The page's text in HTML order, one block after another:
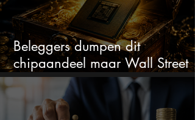
Beleggers dumpen dit
chipaandeel maar Wall Street
ziet een zeldzame koopkans